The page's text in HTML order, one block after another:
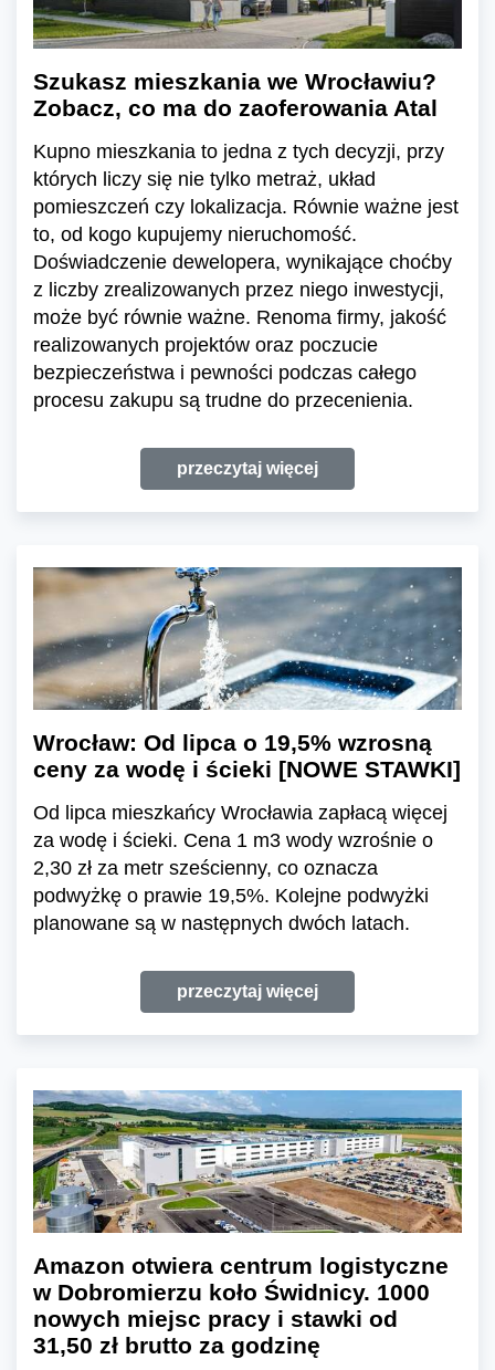
Szukasz mieszkania we Wrocławiu?
Zobacz, co ma do zaoferowania Atal
Kupno mieszkania to jedna z tych decyzji, przy
których liczy się nie tylko metraż, układ
pomieszczeń czy lokalizacja. Równie ważne jest
to, od kogo kupujemy nieruchomość.
Doświadczenie dewelopera, wynikające choćby
z liczby zrealizowanych przez niego inwestycji,
może być równie ważne. Renoma firmy, jakość
realizowanych projektów oraz poczucie
bezpieczeństwa i pewności podczas całego
procesu zakupu są trudne do przecenienia.
przeczytaj więcej
Wrocław: Od lipca o 19,5% wzrosną
ceny za wodę i ścieki [NOWE STAWKI]
Od lipca mieszkańcy Wrocławia zapłacą więcej
za wodę i ścieki. Cena 1 m3 wody wzrośnie o
2,30 zł za metr sześcienny, co oznacza
podwyżkę o prawie 19,5%. Kolejne podwyżki
planowane są w następnych dwóch latach.
przeczytaj więcej
Amazon otwiera centrum logistyczne
w Dobromierzu koło Świdnicy. 1000
nowych miejsc pracy i stawki od
31,50 zł brutto za godzinę